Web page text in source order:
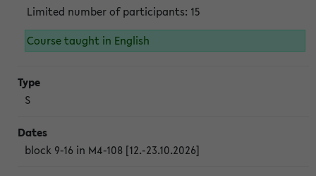
Limited number of participants: 15
Course taught in English
S
block 9-16 in M4-108 [12.-23.10.2026]